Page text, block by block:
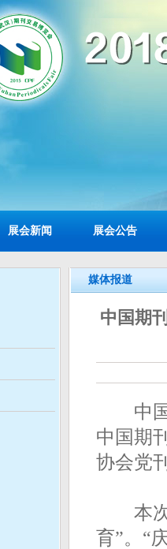
展会新闻 展会公告
媒体报道
中国期
中国
中国期
协会党
本次
育”。“